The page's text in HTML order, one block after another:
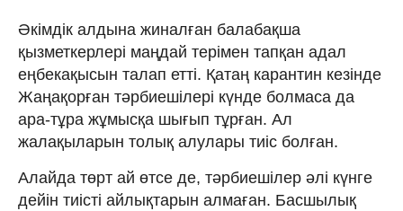
Әкімдік алдына жиналған балабақша
қызметкерлері маңдай терімен тапқан адал
еңбекақысын талап етті. Қатаң карантин кезінде
Жаңақорған тәрбиешілері күнде болмаса да
ара-тұра жұмысқа шығып тұрған. Ал
жалақыларын толық алулары тиіс болған.
Алайда төрт ай өтсе де, тәрбиешілер әлі күнге
дейін тиісті айлықтарын алмаған. Басшылық